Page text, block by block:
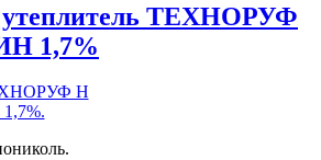
утеплитель ТЕХНОРУФ
1,7%